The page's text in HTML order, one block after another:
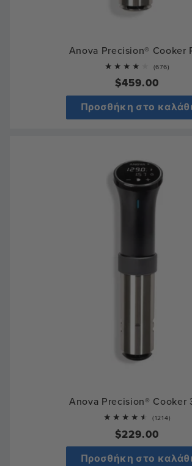
Anova Precision® Cooker
(676)
Κανονική
τιμή
$459.00
Προσθήκη στο
Anova Precision® Cooker
(1214)
Κανονική
τιμή
$229.00
Προσθήκη στο